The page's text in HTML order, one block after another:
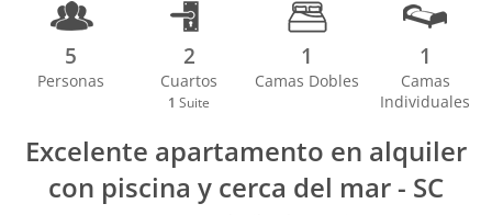
5
Personas
2
Cuartos
1 Suite
1
Camas Dobles
1
Camas
Individuales
Excelente apartamento en alquiler
con piscina y cerca del mar - SC